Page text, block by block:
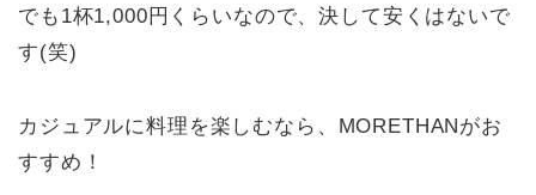
でも1杯1,000円くらいなので、決して安くはないで
す(笑)
カジュアルに料理を楽しむなら、MORETHANがお
すすめ！